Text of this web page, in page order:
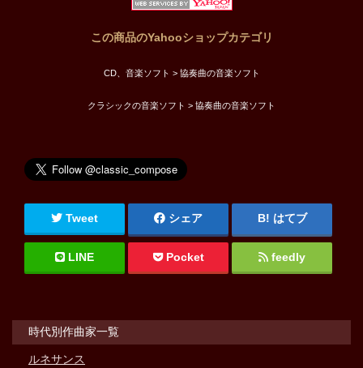
この商品のYahooショップカテゴリ
CD、音楽ソフト > 協奏曲の音楽ソフト
クラシックの音楽ソフト > 協奏曲の音楽ソフト
Tweet シェア はてブ
LINE Pocket feedly
時代別作曲家一覧
ルネサンス